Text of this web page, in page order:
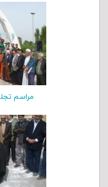
مراسم